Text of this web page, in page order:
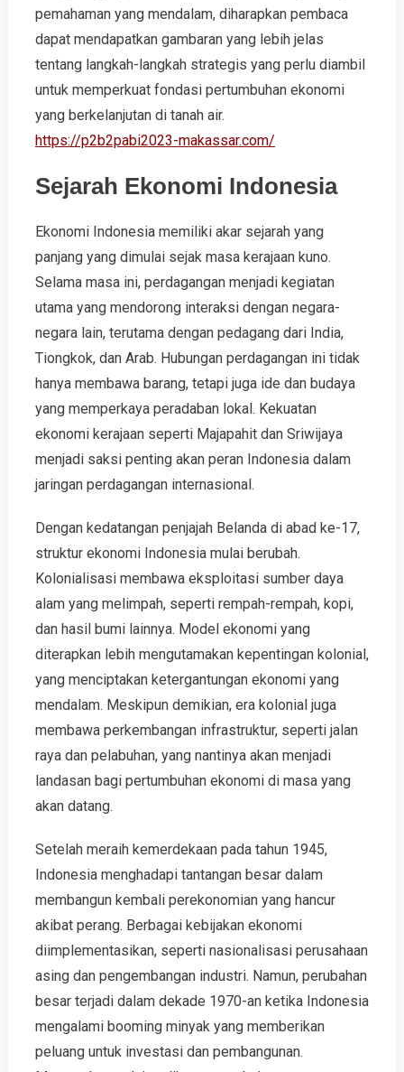
pemahaman yang mendalam, diharapkan pembaca
dapat mendapatkan gambaran yang lebih jelas
tentang langkah-langkah strategis yang perlu diambil
untuk memperkuat fondasi pertumbuhan ekonomi
yang berkelanjutan di tanah air.
https://p2b2pabi2023-makassar.com/
Sejarah Ekonomi Indonesia
Ekonomi Indonesia memiliki akar sejarah yang
panjang yang dimulai sejak masa kerajaan kuno.
Selama masa ini, perdagangan menjadi kegiatan
utama yang mendorong interaksi dengan negara-
negara lain, terutama dengan pedagang dari India,
Tiongkok, dan Arab. Hubungan perdagangan ini tidak
hanya membawa barang, tetapi juga ide dan budaya
yang memperkaya peradaban lokal. Kekuatan
ekonomi kerajaan seperti Majapahit dan Sriwijaya
menjadi saksi penting akan peran Indonesia dalam
jaringan perdagangan internasional.
Dengan kedatangan penjajah Belanda di abad ke-17,
struktur ekonomi Indonesia mulai berubah.
Kolonialisasi membawa eksploitasi sumber daya
alam yang melimpah, seperti rempah-rempah, kopi,
dan hasil bumi lainnya. Model ekonomi yang
diterapkan lebih mengutamakan kepentingan kolonial,
yang menciptakan ketergantungan ekonomi yang
mendalam. Meskipun demikian, era kolonial juga
membawa perkembangan infrastruktur, seperti jalan
raya dan pelabuhan, yang nantinya akan menjadi
landasan bagi pertumbuhan ekonomi di masa yang
akan datang.
Setelah meraih kemerdekaan pada tahun 1945,
Indonesia menghadapi tantangan besar dalam
membangun kembali perekonomian yang hancur
akibat perang. Berbagai kebijakan ekonomi
diimplementasikan, seperti nasionalisasi perusahaan
asing dan pengembangan industri. Namun, perubahan
besar terjadi dalam dekade 1970-an ketika Indonesia
mengalami booming minyak yang memberikan
peluang untuk investasi dan pembangunan.